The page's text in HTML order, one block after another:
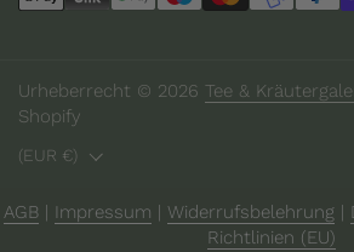
Urheberrecht © 2026 Tee &
Shopify
Land/Region
(EUR €)
AGB| Impressum Widerrufsbelehrung|
Richtlinien (EU)